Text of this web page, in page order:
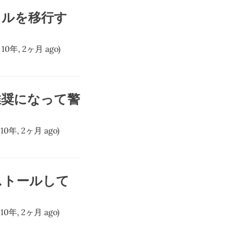
を移行す
年, 2ヶ月 ago)
になって警
年, 2ヶ月 ago)
ールして
年, 2ヶ月 ago)